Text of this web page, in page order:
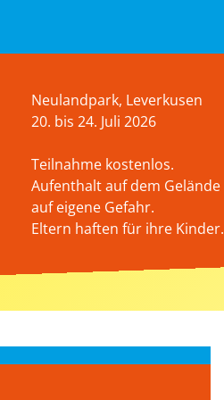
Neulandpark, Leverkusen
20. bis 24. Juli 2026
Teilnahme kostenlos.
Aufenthalt auf dem Gelände
auf eigene Gefahr.
Eltern haften für ihre Kinder.